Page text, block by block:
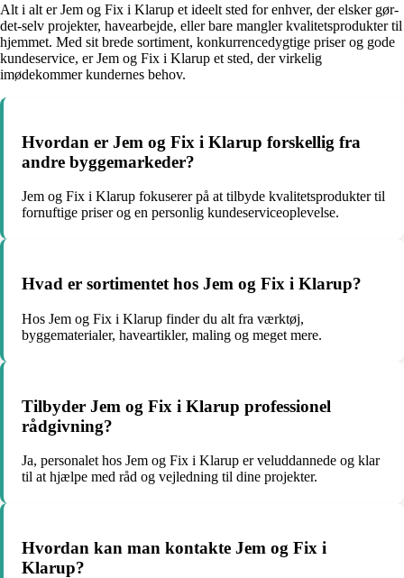
Alt i alt er Jem og Fix i Klarup et ideelt sted for enhver, der elsker gør-
det-selv projekter, havearbejde, eller bare mangler kvalitetsprodukter til
hjemmet. Med sit brede sortiment, konkurrencedygtige priser og gode
kundeservice, er Jem og Fix i Klarup et sted, der virkelig
imødekommer kundernes behov.
Hvordan er Jem og Fix i Klarup forskellig fra
andre byggemarkeder?
Jem og Fix i Klarup fokuserer på at tilbyde kvalitetsprodukter til
fornuftige priser og en personlig kundeserviceoplevelse.
Hvad er sortimentet hos Jem og Fix i Klarup?
Hos Jem og Fix i Klarup finder du alt fra værktøj,
byggematerialer, haveartikler, maling og meget mere.
Tilbyder Jem og Fix i Klarup professionel
rådgivning?
Ja, personalet hos Jem og Fix i Klarup er veluddannede og klar
til at hjælpe med råd og vejledning til dine projekter.
Hvordan kan man kontakte Jem og Fix i
Klarup?